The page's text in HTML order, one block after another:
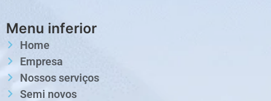
Menu inferior
Home
Empresa
Nossos serviços
Semi novos